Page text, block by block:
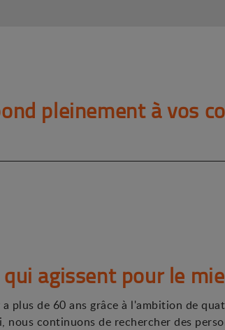
pleinement à vos
agissent pour le
plus de 60 ans grâce à l'ambition de
nous continuons de rechercher des